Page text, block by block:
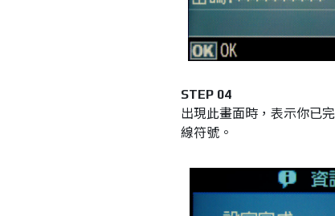
STEP 04
出現此畫面時，表示你已
線符號。